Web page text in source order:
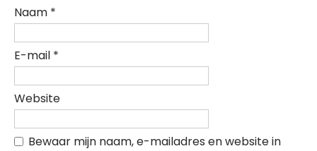
Naam *
E-mail *
Website
Bewaar mijn naam, e-mailadres en website in